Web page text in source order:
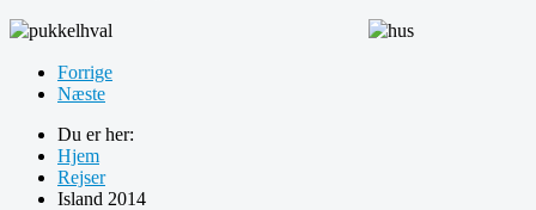
Forrige
Næste
Du er her:
Hjem
Rejser
Island 2014